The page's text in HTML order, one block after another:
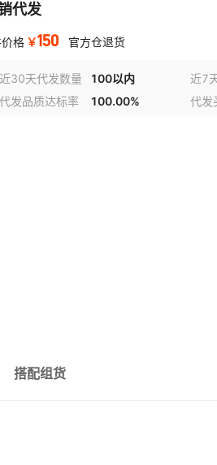
代发
格 ￥150 官方仓退货
近30天代发数量 100以内 近7
代发品质达标率
100.00% 代发
搭配组货